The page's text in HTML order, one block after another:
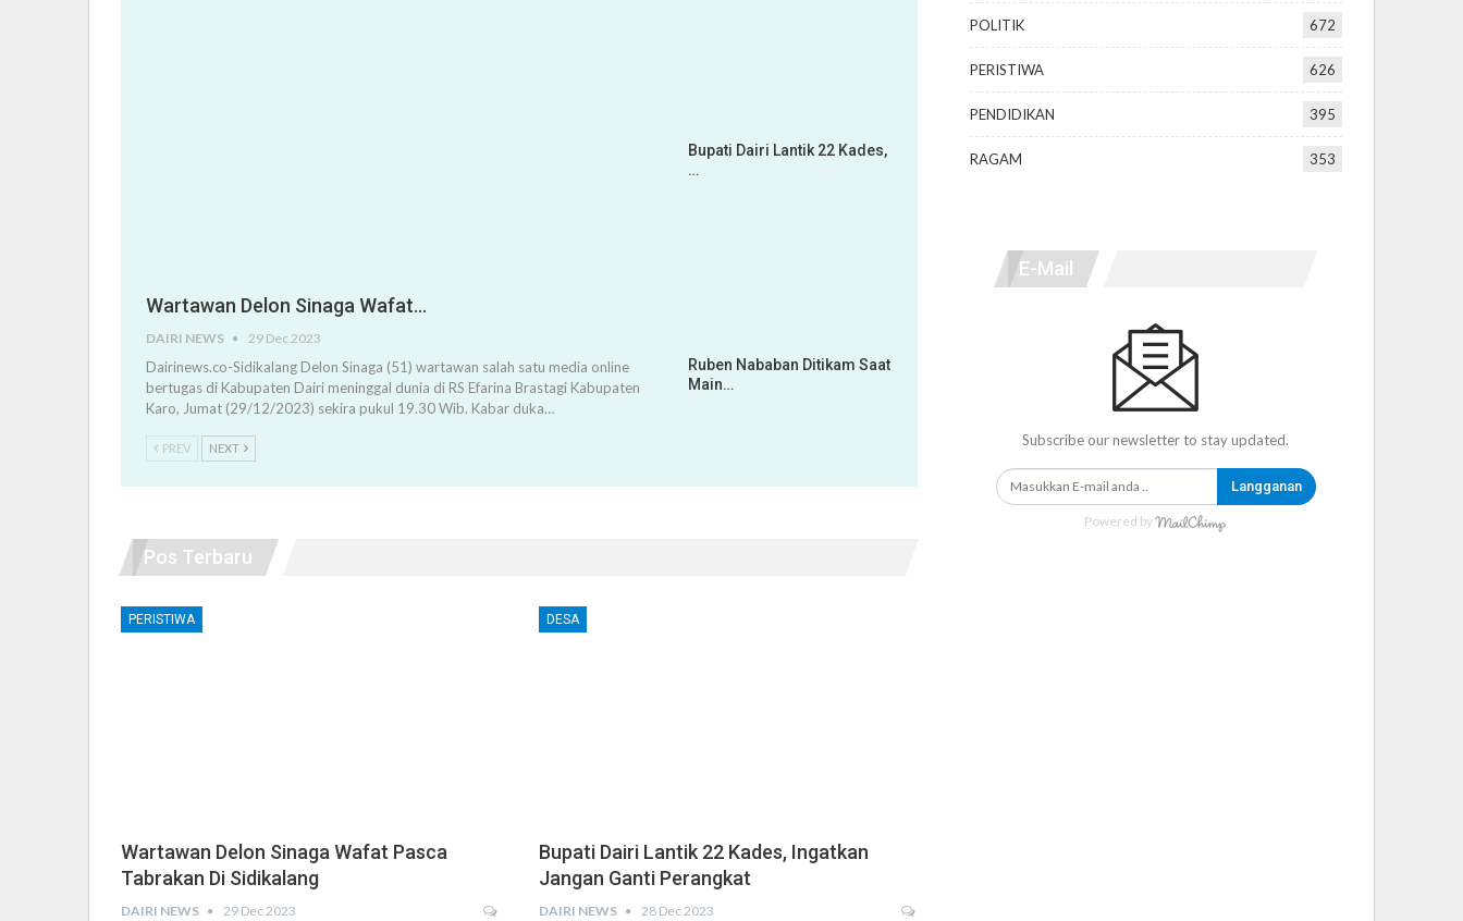
Wartawan Delon Sinaga Wafat…
DAIRI NEWS 29 Dec 2023
Dairinews.co-Sidikalang Delon Sinaga (51) wartawan salah satu media online
bertugas di Kabupaten Dairi meninggal dunia di RS Efarina Brastagi Kabupaten
Karo, Jumat (29/12/2023) sekira pukul 19.30 Wib. Kabar duka…
Bupati Dairi Lantik 22 Kades,
…
Ruben Nababan Ditikam Saat
Main…
PREV NEXT
Pos Terbaru
PERISTIWA
Wartawan Delon Sinaga Wafat Pasca
Tabrakan Di Sidikalang
DAIRI NEWS 29 Dec 2023
DESA
Bupati Dairi Lantik 22 Kades, Ingatkan
Jangan Ganti Perangkat
DAIRI NEWS 28 Dec 2023
POLITIK 672
PERISTIWA 626
PENDIDIKAN 395
RAGAM 353
E-Mail
Subscribe our newsletter to stay updated.
Langganan
Powered by